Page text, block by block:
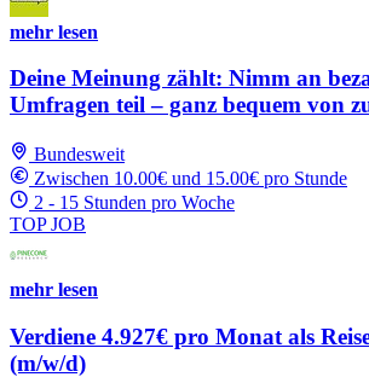
mehr lesen
Deine Meinung zählt: Nimm an
Umfragen teil – ganz bequem von
Bundesweit
Zwischen 10.00€ und 15.00€ pro Stunde
2 - 15 Stunden pro Woche
TOP JOB
mehr lesen
Verdiene 4.927€ pro Monat als
(m/w/d)